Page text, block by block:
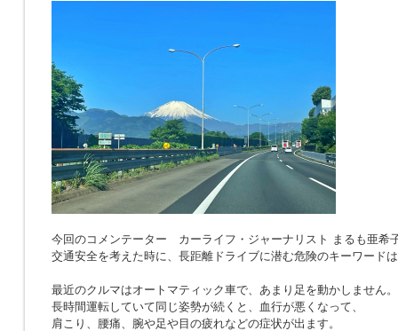
今回のコメンテーター カーライフ・ジャーナリスト まるも亜希
交通安全を考えた時に、長距離ドライブに潜む危険のキーワード
最近のクルマはオートマティック車で、あまり足を動かしません。
長時間運転していて同じ姿勢が続くと、血行が悪くなって、
肩こり、腰痛、腕や足や目の疲れなどの症状が出ます。